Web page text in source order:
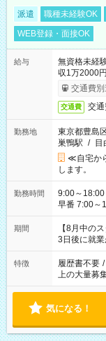
派遣 職種未経験OK
WEB登録・面接OK
給与
無資格未経
収1万2000
交通費別
交通費 交
勤務地
東京都豊島
巣鴨駅 / 目
≪自宅か
します。
勤務時間
9:00～18:00（休憩60分） ■
早番 7:00～
と休みを合
「できれば
ね。 ※Wワーク希望の方へ 今ご覧のお仕事で希望する勤務時間
と、もう1
合は応募で
期間
【8月中の
3日後に就業
特徴 履歴書不要 /
上の大量募
気になる！